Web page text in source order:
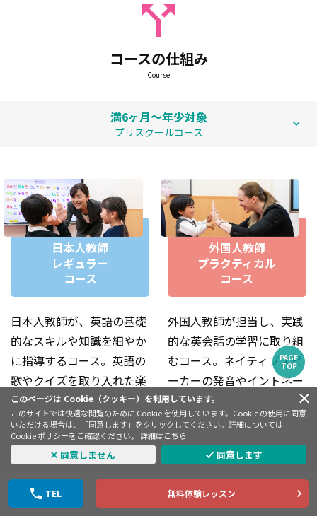
このページは Cookie（クッキー）を利用しています。
このサイトでは快適な閲覧のために Cookie を使用しています。Cookie の使用に同意
いただける場合は、「同意します」をクリックしてください。詳細については
Cookie ポリシーをご確認ください。 詳細はこちら
同意しません 同意します
TEL 無料体験レッスン
毎週自習スペースで宿題しているよ！誘惑もなく、しっか
り集中できます✨
コースの仕組み
Course
満6ヶ月～年少対象
プリスクールコース
日本人教師
レギュラー
コース
日本人教師が、英語の基礎
的なスキルや知識を細やか
に指導するコース。英語の
歌やクイズを取り入れた楽
しいレッスンで、正しい発
音や表現力が身につきま
す。
外国人教師
プラクティカル
コース
外国人教師が担当し、実践
的な英会話の学習に取り組
むコース。ネイティブスピ
ーカーの発音やイントネー
ションにふれ、生きた英語
力とコミュニケーション力
を養います。
PAGE
TOP